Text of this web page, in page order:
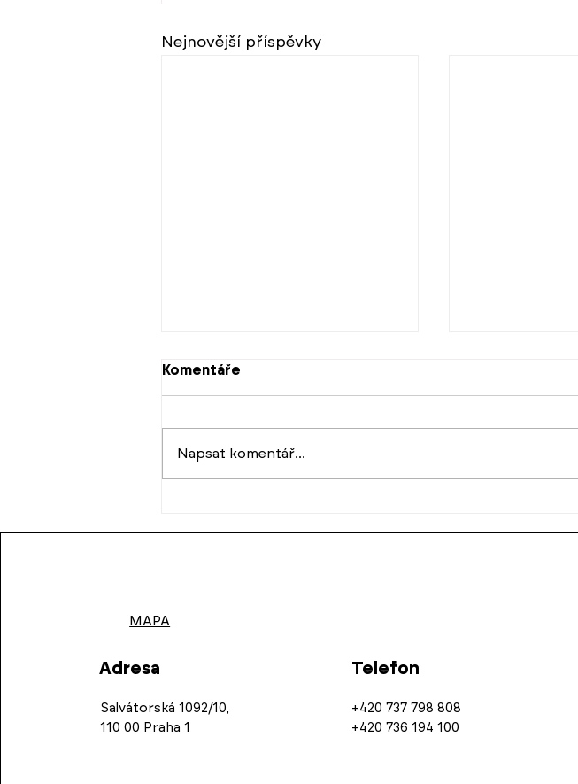
Nejnovější příspěvky
ztišit
Velký týden
Komentáře
Napsat komentář...
MAPA
Adresa
Salvátorská 1092/10,
110 00 Praha 1
Telefon
+420 737 798 808
+420 736 194 100